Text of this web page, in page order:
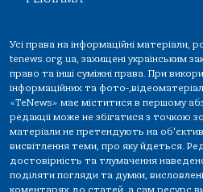
Усі права на інформаційні матеріали,
tenews.org.ua, захищені українським
право та інші суміжні права. При
інформаційних та фото-
«TeNews» має міститися в першому
редакції може не збігатися з точкою
матеріали не претендують на
висвітлення теми, про яку йдеться.
достовірність та тлумачення
поділяти погляди та думки,
коментарях до статей, а сам ресурс